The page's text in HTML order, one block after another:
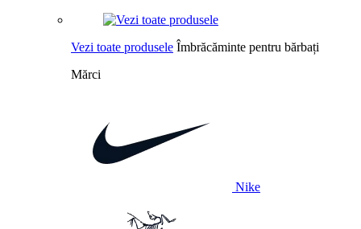
Vezi toate produsele Îmbrăcăminte pentru bărbați
Mărci
Nike